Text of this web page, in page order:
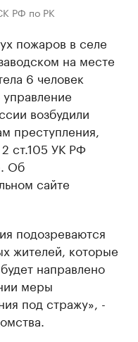
РФ по РК
пожаров в селе
на месте
6 человек
возбудили
преступления,
ст.105 УК РФ
Об
сайте
подозреваются
жителей, которые
направлено
меры
под стражу», -